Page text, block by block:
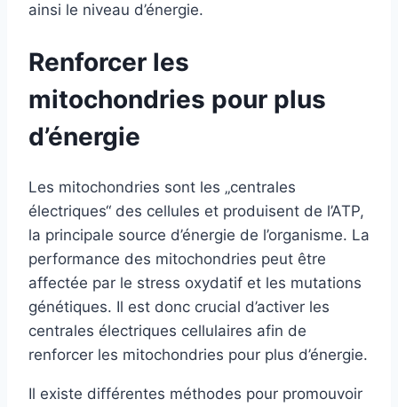
ainsi le niveau d’énergie.
Renforcer les
mitochondries pour plus
d’énergie
Les mitochondries sont les „centrales
électriques“ des cellules et produisent de l’ATP,
la principale source d’énergie de l’organisme. La
performance des mitochondries peut être
affectée par le stress oxydatif et les mutations
génétiques. Il est donc crucial d’activer les
centrales électriques cellulaires afin de
renforcer les mitochondries pour plus d’énergie.
Il existe différentes méthodes pour promouvoir